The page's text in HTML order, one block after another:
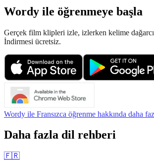
Wordy ile öğrenmeye başla
Gerçek film klipleri izle, izlerken kelime
İndirmesi ücretsiz.
Wordy ile Fransızca öğrenme hakkında daha
Daha fazla dil rehberi
🇫🇷